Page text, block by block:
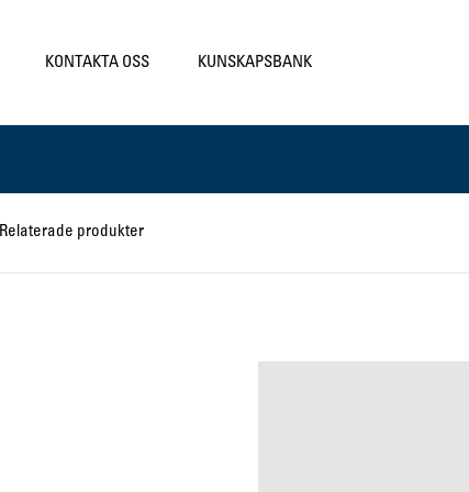
KONTAKTA OSS KUNSKAPSBANK
Relaterade produkter